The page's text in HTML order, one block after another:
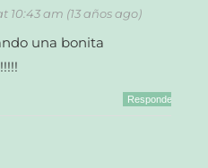
10:43 am (13 años ago)
una bonita
Responder